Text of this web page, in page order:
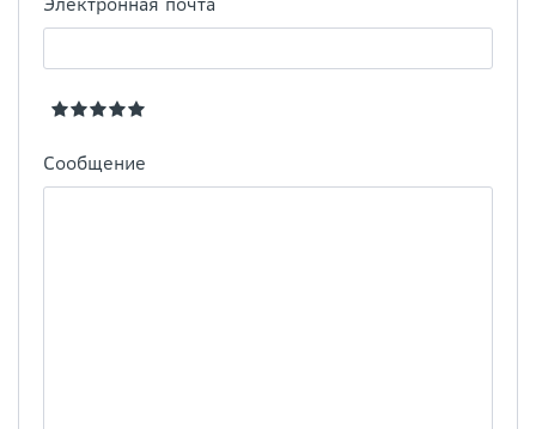
Сообщение